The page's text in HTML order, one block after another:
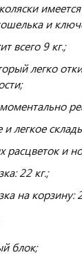
и
всего 9 кг.;
легко
легкое
расцветок и
22 кг.;
на корзину:
блок;